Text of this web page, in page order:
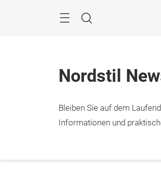
Suche
Nordstil
Bleiben Sie auf dem
Informationen und